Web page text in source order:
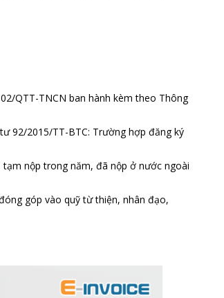
QTT-TNCN ban hành kèm theo Thông
92/2015/TT-BTC: Trường hợp đăng ký
nộp trong năm, đã nộp ở nước ngoài
góp vào quỹ từ thiện, nhân đạo,